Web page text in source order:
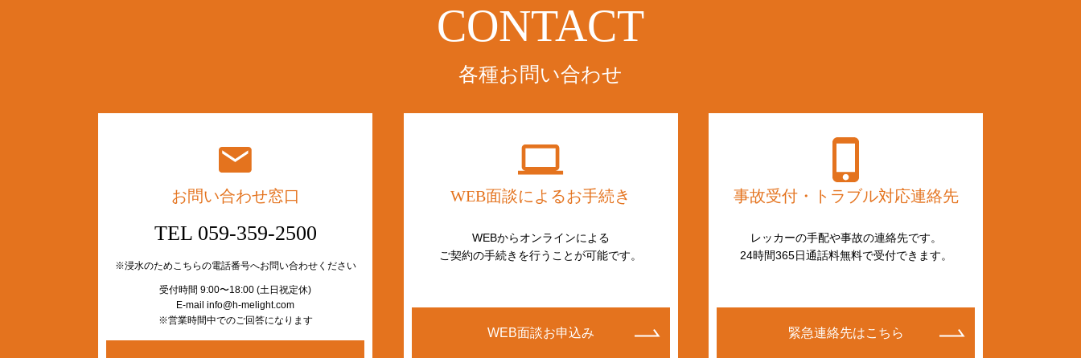
CONTACT
各種お問い合わせ
お問い合わせ窓口
TEL 059-359-2500
※浸水のためこちらの電話番号へお問い合わせください
受付時間 9:00〜18:00 (土日祝定休)
E-mail info@h-melight.com
※営業時間中でのご回答になります
WEB面談によるお手続き
WEBからオンラインによる
ご契約の手続きを行うことが可能です。
WEB面談お申込み
事故受付・トラブル対応連絡先
レッカーの手配や事故の連絡先です。
24時間365日通話料無料で受付できます。
緊急連絡先はこちら